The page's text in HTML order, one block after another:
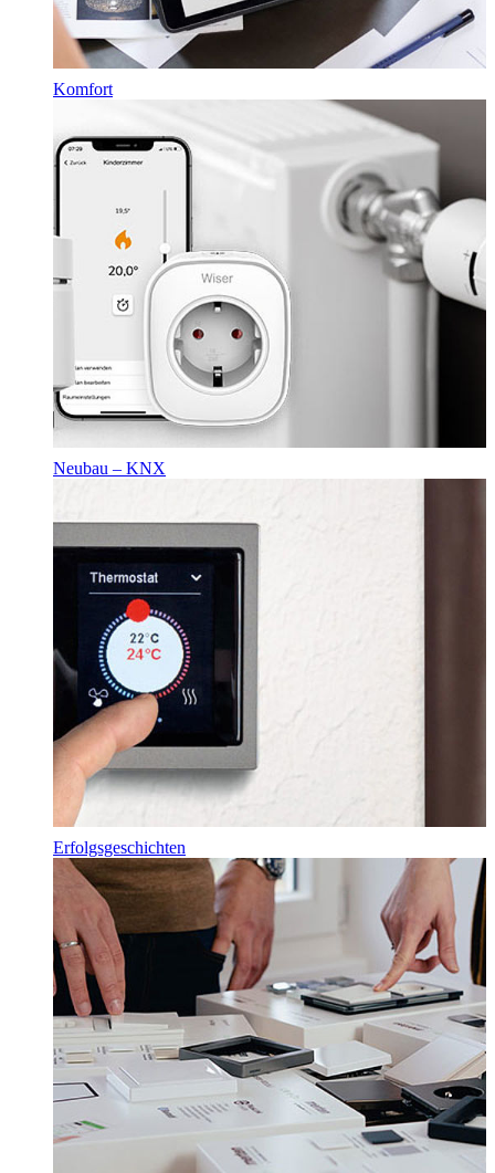
Komfort
Neubau – KNX
Erfolgsgeschichten